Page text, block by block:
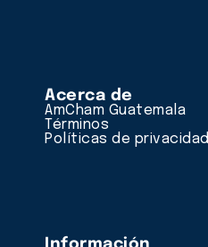
Acerca de
AmCham Guatemala
Términos
Políticas de privacidad